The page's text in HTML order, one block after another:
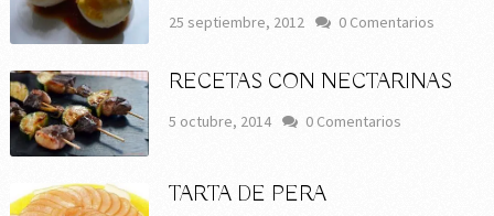
25 septiembre, 2012 0 Comentarios
RECETAS CON NECTARINAS
5 octubre, 2014 0 Comentarios
TARTA DE PERA